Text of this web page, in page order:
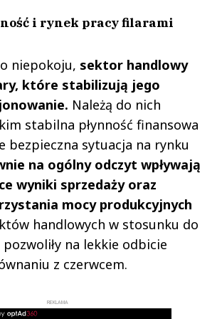
i rynek pracy filarami
niepokoju, sektor handlowy
które stabilizują jego
Należą do nich
stabilna płynność finansowa
bezpieczna sytuacja na rynku
na ogólny odczyt wpływają
wyniki sprzedaży oraz
mocy produkcyjnych
handlowych w stosunku do
na lekkie odbicie
z czerwcem.
REKLAMA